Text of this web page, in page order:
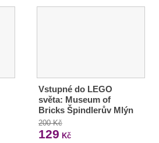
Vstupné do LEGO
světa: Museum of
Bricks Špindlerův Mlýn
200 Kč
129 Kč